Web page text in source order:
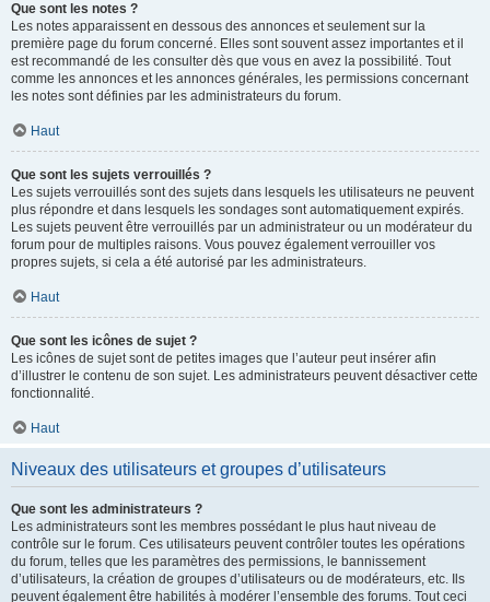
Que sont les notes ?
Les notes apparaissent en dessous des annonces et seulement sur la
première page du forum concerné. Elles sont souvent assez importantes et il
est recommandé de les consulter dès que vous en avez la possibilité. Tout
comme les annonces et les annonces générales, les permissions concernant
les notes sont définies par les administrateurs du forum.
Haut
Que sont les sujets verrouillés ?
Les sujets verrouillés sont des sujets dans lesquels les utilisateurs ne peuvent
plus répondre et dans lesquels les sondages sont automatiquement expirés.
Les sujets peuvent être verrouillés par un administrateur ou un modérateur du
forum pour de multiples raisons. Vous pouvez également verrouiller vos
propres sujets, si cela a été autorisé par les administrateurs.
Haut
Que sont les icônes de sujet ?
Les icônes de sujet sont de petites images que l’auteur peut insérer afin
d’illustrer le contenu de son sujet. Les administrateurs peuvent désactiver cette
fonctionnalité.
Haut
Niveaux des utilisateurs et groupes d’utilisateurs
Que sont les administrateurs ?
Les administrateurs sont les membres possédant le plus haut niveau de
contrôle sur le forum. Ces utilisateurs peuvent contrôler toutes les opérations
du forum, telles que les paramètres des permissions, le bannissement
d’utilisateurs, la création de groupes d’utilisateurs ou de modérateurs, etc. Ils
peuvent également être habilités à modérer l’ensemble des forums. Tout ceci